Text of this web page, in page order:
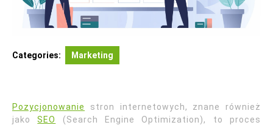
Categories: Marketing
Pozycjonowanie
stron internetowych, znane również
jakoSEO
(Search Engine Optimization), to proces